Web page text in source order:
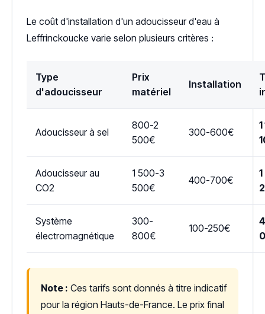
Le coût d'installation d'un adoucisseur d'eau à
Leffrinckoucke varie selon plusieurs critères :
Type
d'adoucisseur
Prix
matériel
Installation
Adoucisseur à sel
800-2
500€
300-600€
Adoucisseur au
CO2
1 500-3
500€
400-700€
Système
électromagnétique
300-
800€
100-250€
Note : Ces tarifs sont donnés à titre indicatif
pour la région Hauts-de-France. Le prix final